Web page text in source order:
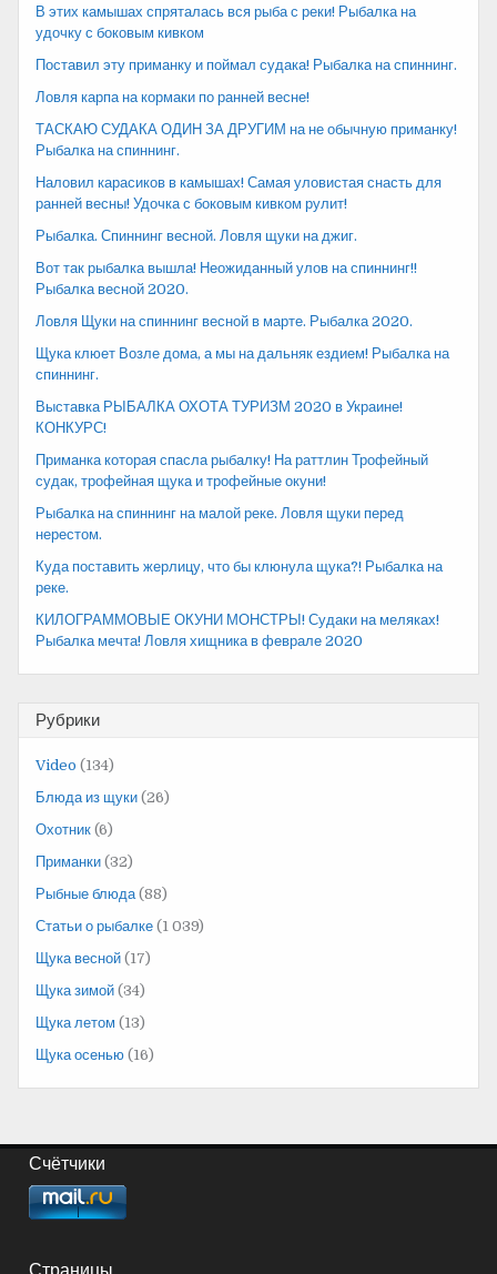
В этих камышах спряталась вся рыба с реки! Рыбалка на
удочку с боковым кивком
Поставил эту приманку и поймал судака! Рыбалка на спиннинг.
Ловля карпа на кормаки по ранней весне!
ТАСКАЮ СУДАКА ОДИН ЗА ДРУГИМ на не обычную приманку!
Рыбалка на спиннинг.
Наловил карасиков в камышах! Самая уловистая снасть для
ранней весны! Удочка с боковым кивком рулит!
Рыбалка. Спиннинг весной. Ловля щуки на джиг.
Вот так рыбалка вышла! Неожиданный улов на спиннинг!!
Рыбалка весной 2020.
Ловля Щуки на спиннинг весной в марте. Рыбалка 2020.
Щука клюет Возле дома, а мы на дальняк ездием! Рыбалка на
спиннинг.
Выставка РЫБАЛКА ОХОТА ТУРИЗМ 2020 в Украине!
КОНКУРС!
Приманка которая спасла рыбалку! На раттлин Трофейный
судак, трофейная щука и трофейные окуни!
Рыбалка на спиннинг на малой реке. Ловля щуки перед
нерестом.
Куда поставить жерлицу, что бы клюнула щука?! Рыбалка на
реке.
КИЛОГРАММОВЫЕ ОКУНИ МОНСТРЫ! Судаки на меляках!
Рыбалка мечта! Ловля хищника в феврале 2020
Рубрики
Video (134)
Блюда из щуки (26)
Охотник (6)
Приманки (32)
Рыбные блюда(88)
Статьи о рыбалке (1 039)
Щука весной (17)
Щука зимой (34)
Щука летом (13)
Щука осенью (16)
Счётчики